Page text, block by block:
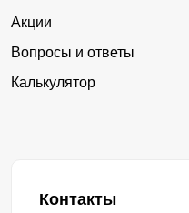
Акции
Вопросы и ответы
Калькулятор
Контакты